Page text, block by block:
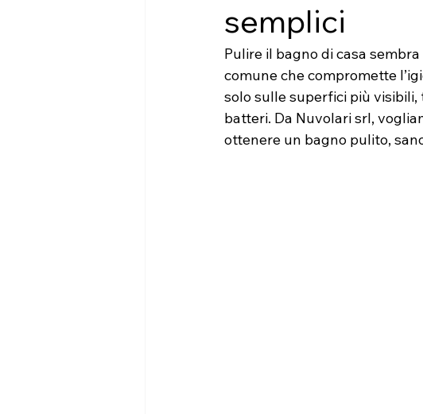
semplici
Pulire il bagno di casa
comune che compromette
solo sulle superfici più
batteri. Da Nuvolari srl,
ottenere un bagno pulito,